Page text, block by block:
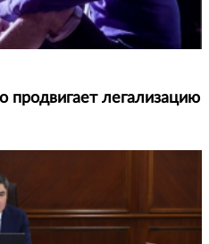
легализацию